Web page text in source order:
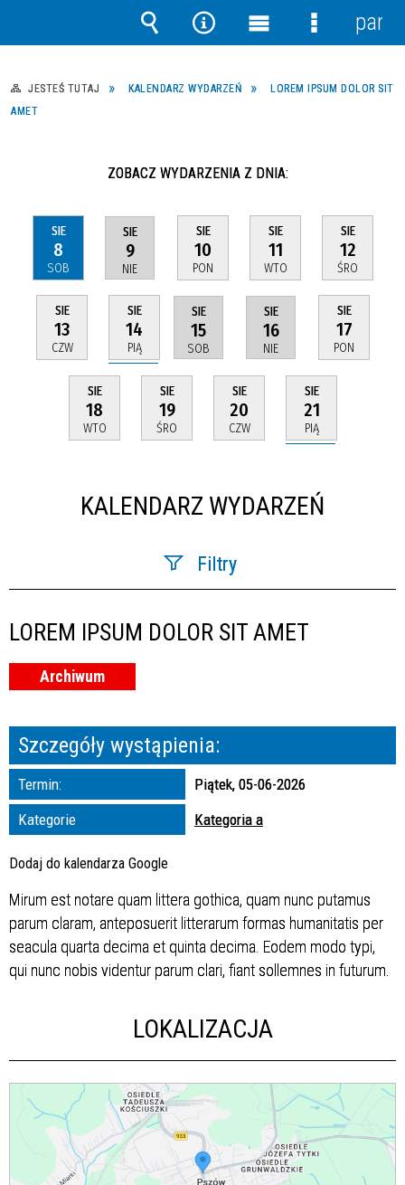
JESTEŚ TUTAJ KALENDARZ WYDARZEŃ
LOREM IPSUM DOLOR SIT
AMET
ZOBACZ WYDARZENIA Z DNIA:
SIE
8
SOB
SIE
9
NIE
SIE
10
PON
SIE
11
WTO
SIE
12
ŚRO
SIE
13
CZW
SIE
14
PIĄ
SIE
15
SOB
SIE
16
NIE
SIE
17
PON
SIE
18
WTO
SIE
19
ŚRO
SIE
20
CZW
SIE
21
PIĄ
KALENDARZ WYDARZEŃ
Filtry
Miejsce
Organizator
LOREM IPSUM DOLOR SIT AMET
Archiwum
Szczegóły wystąpienia:
Termin:
Piątek, 05-06-2026
Kategorie
Kategoria a
Dodaj do kalendarza Google
Mirum est notare quam littera gothica, quam nunc putamus
parum claram, anteposuerit litterarum formas humanitatis per
seacula quarta decima et quinta decima. Eodem modo typi,
qui nunc nobis videntur parum clari, fiant sollemnes in futurum.
LOKALIZACJA
Wyszukiwarka
Narzędzia
Menu Menu
panel